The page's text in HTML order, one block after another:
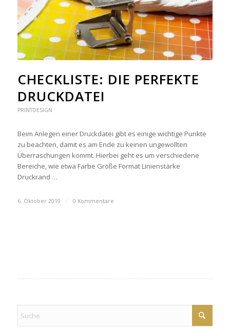
CHECKLISTE: DIE PERFEKTE
DRUCKDATEI
PRINTDESIGN
Beim Anlegen einer Druckdatei gibt es einige wichtige Punkte
zu beachten, damit es am Ende zu keinen ungewollten
Überraschungen kommt. Hierbei geht es um verschiedene
Bereiche, wie etwa Farbe Größe Format Linienstärke
Druckrand …
6. Oktober 2019 / 0 Kommentare